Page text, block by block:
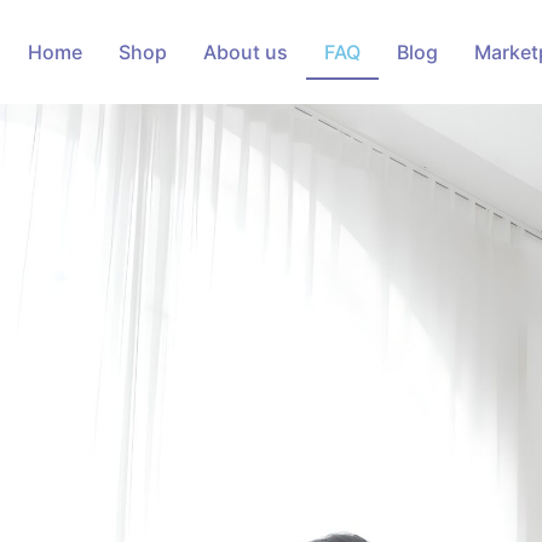
Home Shop About us FAQ Blog